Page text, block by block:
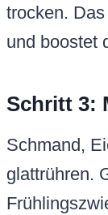
trocken.
und boostet
Schritt 3:
Schmand,
glattrühren.